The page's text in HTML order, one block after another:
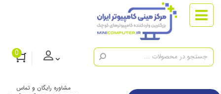
0
مشاوره رایگان و تماس